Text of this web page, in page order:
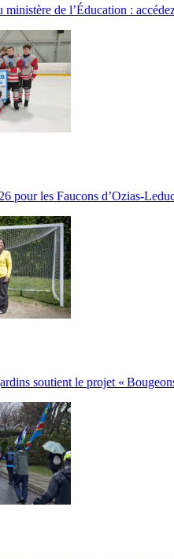
de l’Éducation :
pour les Faucons d’Ozias-
soutient le projet «